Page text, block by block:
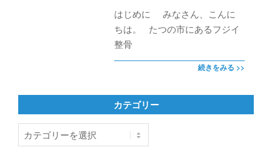
はじめに みなさん、こんに
ちは。 たつの市にあるフジイ
整骨
続きをみる >>
カテゴリー
テ